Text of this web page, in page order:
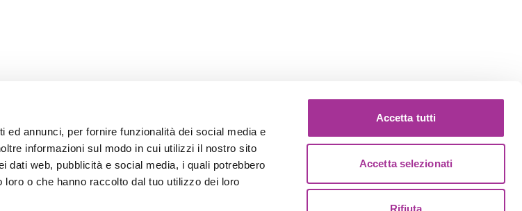
annunci, per fornire funzionalità dei social media e
informazioni sul modo in cui utilizzi il nostro sito
dati web, pubblicità e social media, i quali potrebbero
o che hanno raccolto dal tuo utilizzo dei loro
Accetta tutti
Accetta selezionati
Rifiuta